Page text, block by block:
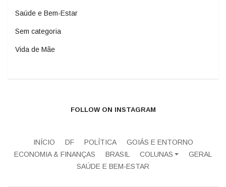
Saúde e Bem-Estar
Sem categoria
Vida de Mãe
FOLLOW ON INSTAGRAM
INÍCIO DF POLÍTICA
GOIÁS E ENTORNO
ECONOMIA & FINANÇAS
BRASIL COLUNAS
GERAL
SAÚDE E BEM-ESTAR